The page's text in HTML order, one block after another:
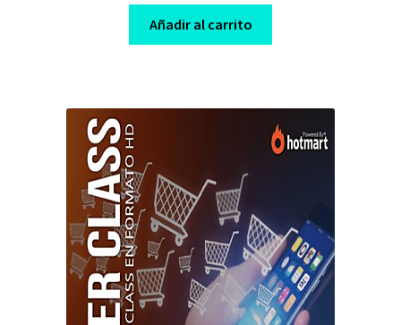
was:
$ 237,00.
is:
$ 7,00.
Añadir al carrito